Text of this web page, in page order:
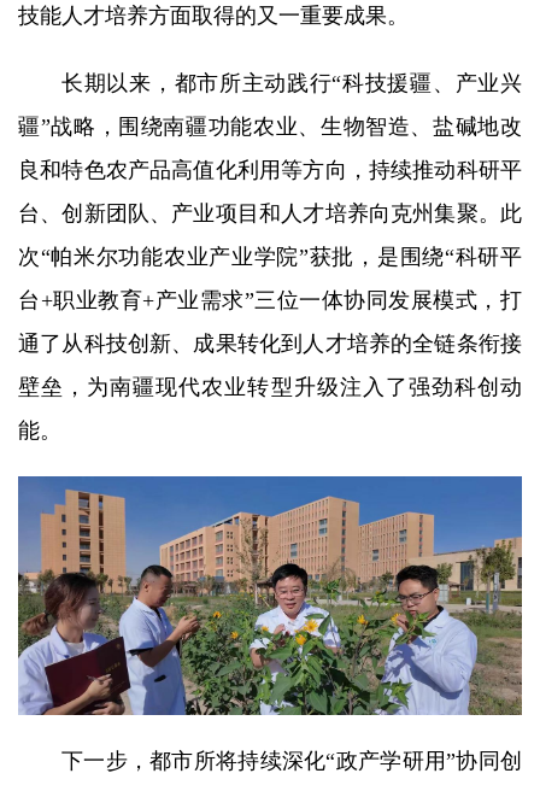
技能人才培养方面取得的又一重要成果。
长期以来，都市所主动践行“科技援疆、产业兴
疆”战略，围绕南疆功能农业、生物智造、盐碱地改
良和特色农产品高值化利用等方向，持续推动科研平
台、创新团队、产业项目和人才培养向克州集聚。此
次“帕米尔功能农业产业学院”获批，是围绕“科研平
台+职业教育+产业需求”三位一体协同发展模式，打
通了从科技创新、成果转化到人才培养的全链条衔接
壁垒，为南疆现代农业转型升级注入了强劲科创动
能。
下一步，都市所将持续深化“政产学研用”协同创